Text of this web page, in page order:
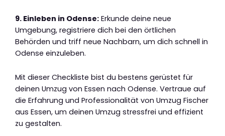
9. Einleben in Odense: Erkunde deine neue
Umgebung, registriere dich bei den örtlichen
Behörden und triff neue Nachbarn, um dich schnell in
Odense einzuleben.
Mit dieser Checkliste bist du bestens gerüstet für
deinen Umzug von Essen nach Odense. Vertraue auf
die Erfahrung und Professionalität von Umzug Fischer
aus Essen, um deinen Umzug stressfrei und effizient
zu gestalten.